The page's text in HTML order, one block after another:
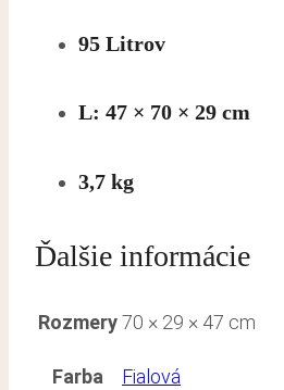
95 Litrov
L: 47 × 70 × 29 cm
3,7 kg
Ďalšie informácie
Rozmery70 × 29 × 47 cm
Farba Fialová